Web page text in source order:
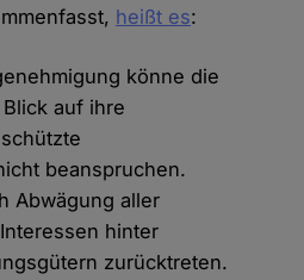
heißt es:
könne die
auf ihre
beanspruchen.
Abwägung aller
hinter
zurücktreten.